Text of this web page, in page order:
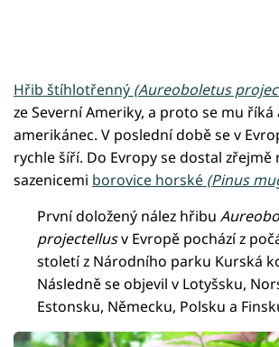
Hřib štíhlotřenný (Aureoboletus
ze Severní Ameriky, a proto se mu
amerikánec. V poslední době se v
rychle šíří. Do Evropy se dostal zřejmě
sazenicemi borovice horské (Pinus
První doložený nález hřibu
projectellusv Evropě pochází z
století z Národního parku Kurská
Následně se objevil v Lotyšsku,
Estonsku, Německu, Polsku a